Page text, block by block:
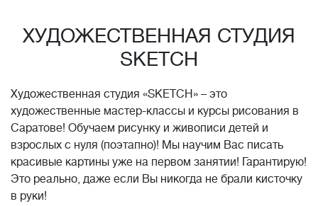
стоимость обучения!*
ХУДОЖЕСТВЕННАЯ СТУДИЯ
SKETCH
Художественная студия «SKETCH» – это
художественные мастер-классы и курсы рисования в
Саратове! Обучаем рисунку и живописи детей и
взрослых с нуля (поэтапно)! Мы научим Вас писать
красивые картины уже на первом занятии! Гарантирую!
Это реально, даже если Вы никогда не брали кисточку
в руки!